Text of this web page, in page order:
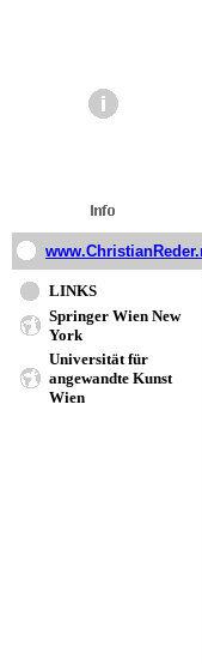
LINKS
Springer Wien New
York
Universität für
angewandte Kunst
Wien